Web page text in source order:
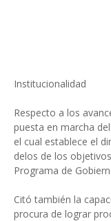
Institucionalidad
Respecto a los
puesta en marcha
el cual establece el
delos de los
Programa de
Citó también la
procura de lograr